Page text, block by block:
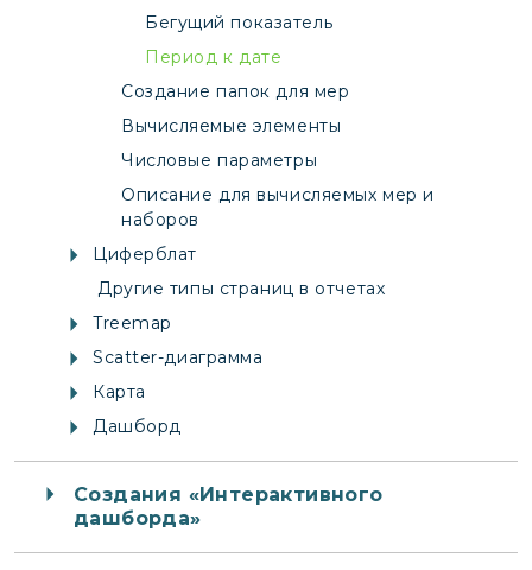
Бегущий показатель
Период к дате
Создание папок для мер
Вычисляемые элементы
Числовые параметры
Описание для вычисляемых мер и
наборов
Циферблат
Другие типы страниц в отчетах
Treemap
Scatter-диаграмма
Карта
Дашборд
Создания «Интерактивного
дашборда»